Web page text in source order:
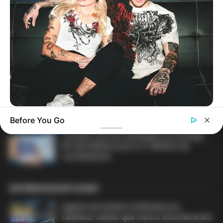
MATÉRIAS EM DESTAQUE NOS ÚLTIMOS 30 DIAS
Prefeitura realiza a maior entrega de
motocicletas aos Agentes de Saúde da
história...
Agente de Saúde é indiciada por
falsificar visitas que nunca aconteceram.
Terceiro lote da restituição do IR paga
falsificar visitas que nunca aconteceram.
Unveiling Hypocrisy: 15 Taboos The Bible Condemns!
The Most Unexpected Wedding Dance Moments
Before You Go